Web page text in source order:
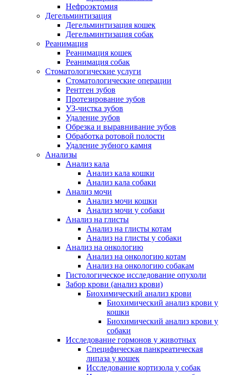
Нефроэктомия
Дегельминтизация
Дегельминтизация кошек
Дегельминтизация собак
Реанимация
Реанимация кошек
Реанимация собак
Стоматологические услуги
Стоматологические операции
Рентген зубов
Протезирование зубов
УЗ-чистка зубов
Удаление зубов
Обрезка и выравнивание зубов
Обработка ротовой полости
Удаление зубного камня
Анализы
Анализ кала
Анализ кала кошки
Анализ кала собаки
Анализ мочи
Анализ мочи кошки
Анализ мочи у собаки
Анализ на глисты
Анализ на глисты котам
Анализ на глисты у собаки
Анализ на онкологию
Анализ на онкологию котам
Анализ на онкологию собакам
Гистологическое исследование опухоли
Забор крови (анализ крови)
Биохимический анализ крови
Биохимический анализ крови у
кошки
Биохимический анализ крови у
собаки
Исследование гормонов у животных
Специфическая панкреатическая
липаза у кошек
Исследование кортизола у собак